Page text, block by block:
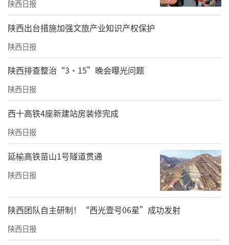
陕西日报
​陕西出台措施加强文旅产业知识产权保护
陕西日报
陕西排查整治“3·15”晚会曝光问题
陕西日报
西十高铁4座新建站房装修完成
陕西日报
延榆高铁苗山1号隧道贯通
陕西日报
陕西团队自主研制！“西光壹号06星”成功发射
陕西日报